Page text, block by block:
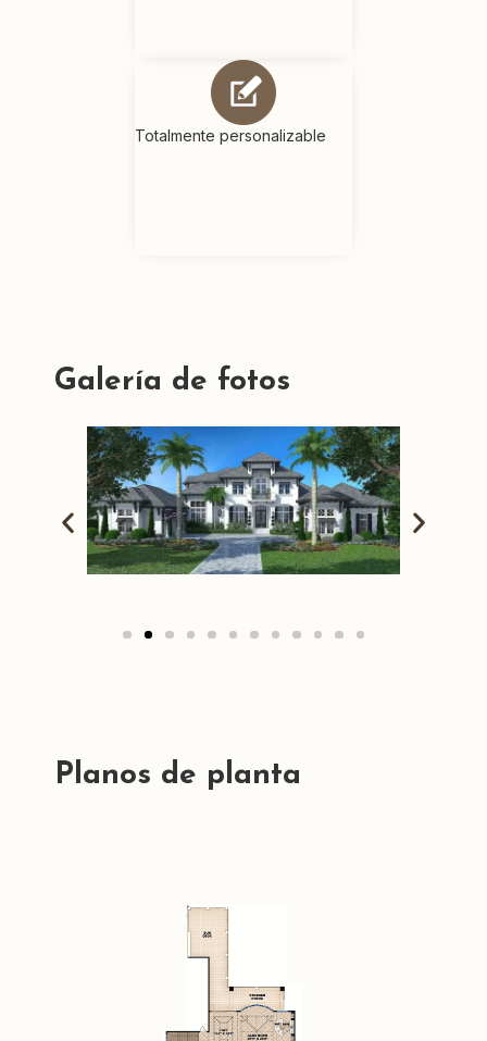
Totalmente personalizable
Galería de fotos
Planos de planta